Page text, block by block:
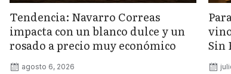
Tendencia: Navarro Correas
impacta con un blanco dulce y un
rosado a precio muy económico
agosto 6, 2026
Sin